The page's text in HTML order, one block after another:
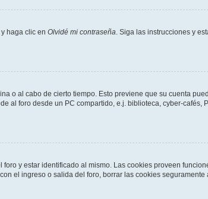
haga clic en Olvidé mi contraseña. Siga las instrucciones y
o al cabo de cierto tiempo. Esto previene que su cuenta
al foro desde un PC compartido, e.j. biblioteca, cyber-cafés,
y estar identificado al mismo. Las cookies proveen
el ingreso o salida del foro, borrar las cookies seguramente